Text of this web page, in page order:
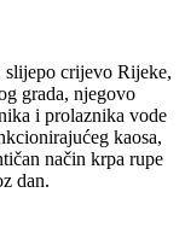
slijepo crijevo Rijeke,
grada, njegovo
i prolaznika vode
kaosa,
način krpa rupe
dan.